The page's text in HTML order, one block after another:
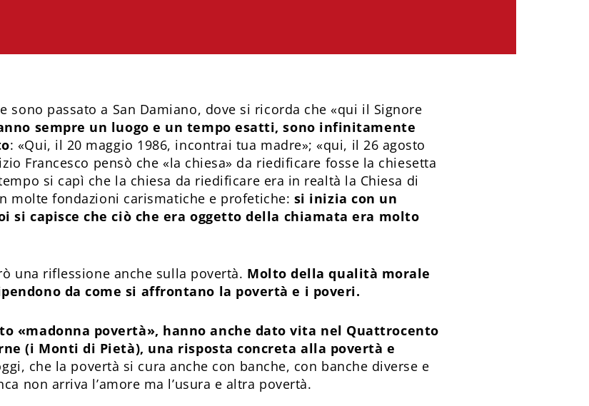
sono passato a San Damiano, dove si ricorda che «qui il Signore
sempre un luogo e un tempo esatti, sono infinitamente
: «Qui, il 20 maggio 1986, incontrai tua madre»; «qui, il 26 agosto
Francesco pensò che «la chiesa» da riedificare fosse la chiesetta
si capì che la chiesa da riedificare era in realtà la Chiesa di
molte fondazioni carismatiche e profetiche: si inizia con un
si capisce che ciò che era oggetto della chiamata era molto
una riflessione anche sulla povertà. Molto della qualità morale
da come si affrontano la povertà e i poveri.
«madonna povertà», hanno anche dato vita nel Quattrocento
(i Monti di Pietà), una risposta concreta alla povertà e
che la povertà si cura anche con banche, con banche diverse e
non arriva l’amore ma l’usura e altra povertà.